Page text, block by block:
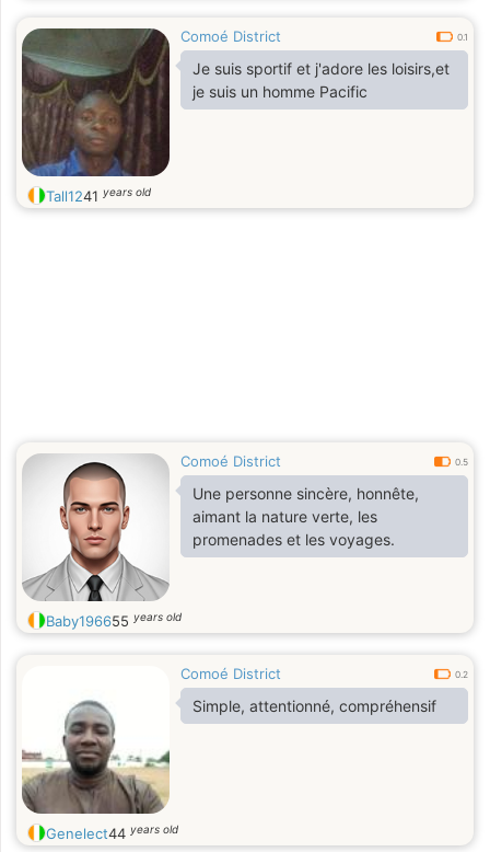
Comoé District 0.1
Je suis sportif et j'adore les loisirs,et
je suis un homme Pacific
Tall1241 years old
Comoé District 0.5
Une personne sincère, honnête,
aimant la nature verte, les
promenades et les voyages.
Baby196655 years old
Comoé District 0.2
Simple, attentionné, compréhensif
Genelect44 years old